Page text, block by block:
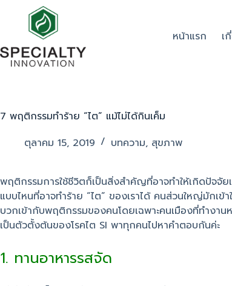
หน้าแรก เ
7 พฤติกรรมทำร้าย “ไต” แม้ไม่ได้กินเค็ม
ตุลาคม 15, 2019
บทความ, สุขภาพ
พฤติกรรมการใช้ชีวิตก็เป็นสิ่งสำคัญที่อาจทำให้เกิดปัจจั
แบบไหนที่อาจทำร้าย “ไต” ของเราได้ คนส่วนใหญ่มักเข้
บวกเข้ากับพฤติกรรมของคนโดยเฉพาะคนเมืองที่ทำงา
เป็นตัวตั้งต้นของโรคไต SI พาทุกคนไปหาคำตอบกันค่ะ
1. ทานอาหารรสจัด